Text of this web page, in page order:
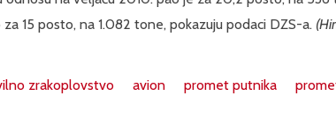
15 posto, na 1.082 tone, pokazuju podaci DZS-a.
zrakoplovstvo avion promet putnika